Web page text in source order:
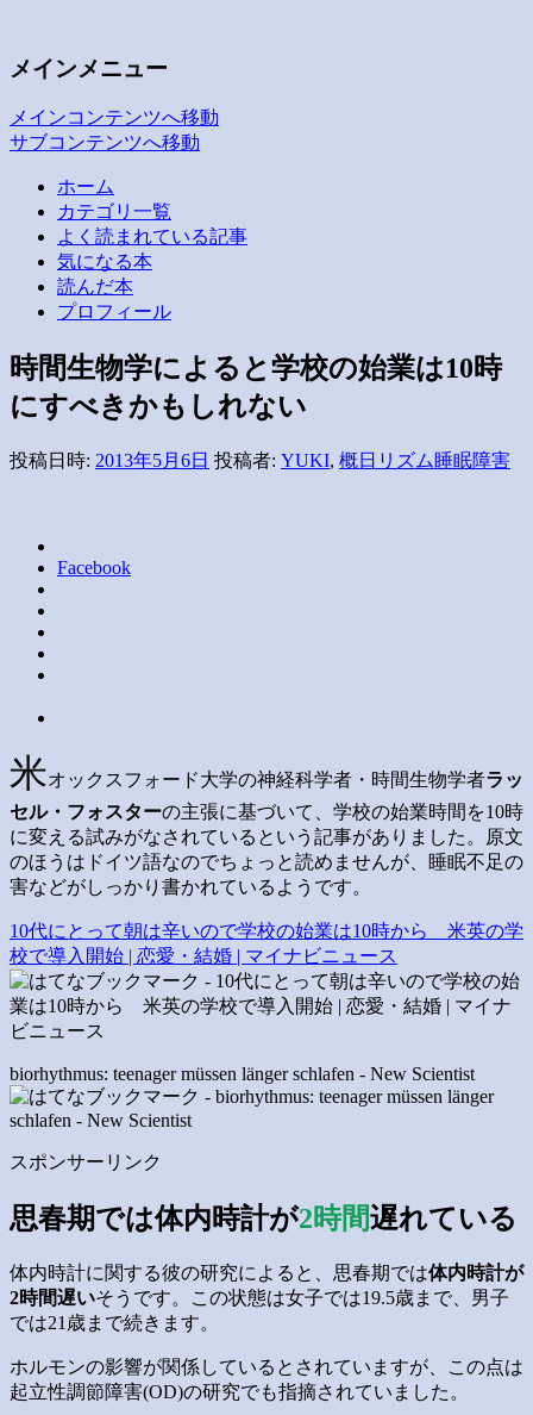
いつも空が見えるから
子どもの疲労と発達・愛着
メインメニュー
メインコンテンツへ移動
サブコンテンツへ移動
ホーム
カテゴリ一覧
よく読まれている記事
気になる本
読んだ本
プロフィール
時間生物学によると学校の始業は10時
にすべきかもしれない
投稿日時: 2013年5月6日 投稿者: YUKI, 概日リズム睡眠障害
Facebook
米オックスフォード大学の神経科学者・時間生物学者ラッ
セル・フォスターの主張に基づいて、学校の始業時間を10時
に変える試みがなされているという記事がありました。原文
のほうはドイツ語なのでちょっと読めませんが、睡眠不足の
害などがしっかり書かれているようです。
10代にとって朝は辛いので学校の始業は10時から 米英の学
校で導入開始 | 恋愛・結婚 | マイナビニュース
biorhythmus: teenager müssen länger schlafen - New Scientist
スポンサーリンク
思春期では体内時計が2時間遅れている
体内時計に関する彼の研究によると、思春期では体内時計が
2時間遅いそうです。この状態は女子では19.5歳まで、男子
では21歳まで続きます。
ホルモンの影響が関係しているとされていますが、この点は
起立性調節障害(OD)の研究でも指摘されていました。